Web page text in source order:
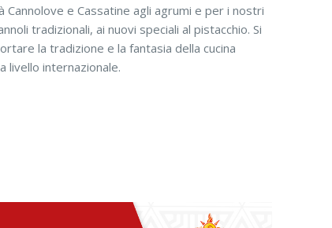
e Cassatine agli agrumi e per i nostri
tradizionali, ai nuovi speciali al pistacchio. Si
la tradizione e la fantasia della cucina
livello internazionale.